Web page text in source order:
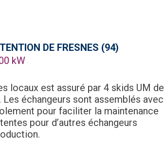
DE FRESNES (94)
kW
locaux est assuré par 4 skids UM de
Les échangeurs sont assemblés avec
pour faciliter la maintenance
pour d’autres échangeurs